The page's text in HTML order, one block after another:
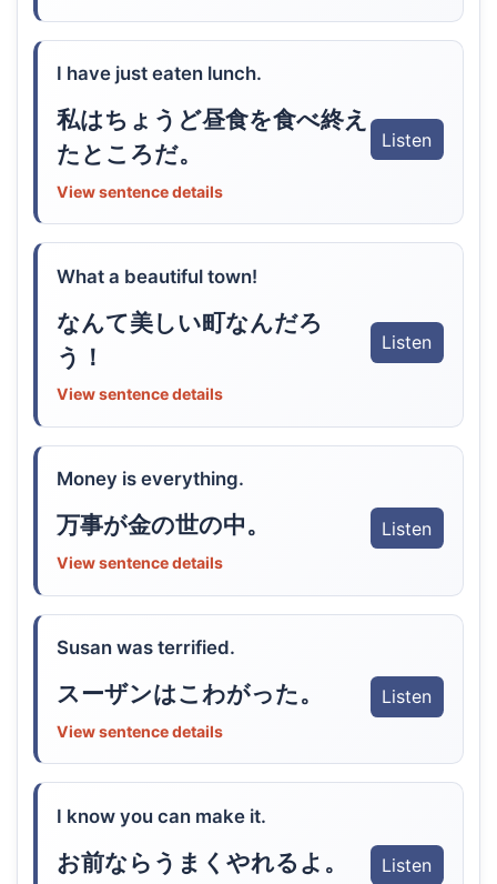
I have just eaten lunch.
私はちょうど昼食を食べ終え
たところだ。
Listen
View sentence details
What a beautiful town!
なんて美しい町なんだろ
う！
Listen
View sentence details
Money is everything.
万事が金の世の中。 Listen
View sentence details
Susan was terrified.
スーザンはこわがった。 Listen
View sentence details
I know you can make it.
お前ならうまくやれるよ。 Listen